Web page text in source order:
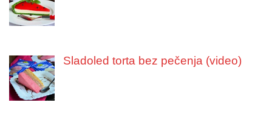
Sladoled torta bez pečenja (video)